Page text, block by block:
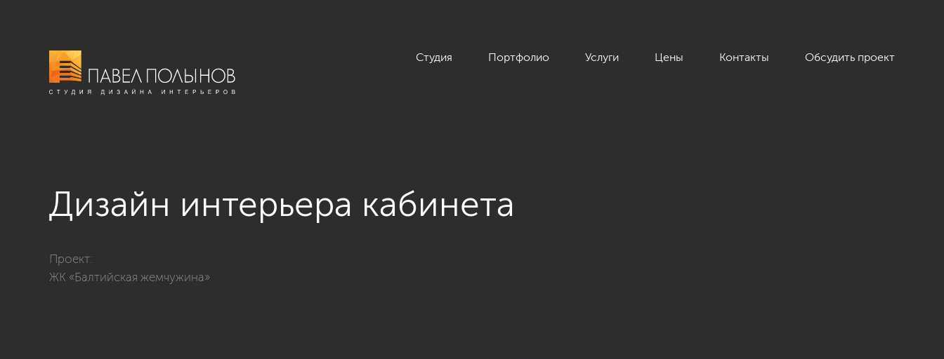
Студия Портфолио Услуги Цены Контакты Обсудить проект
Дизайн интерьера кабинета
Проект:
ЖК «Балтийская жемчужина»